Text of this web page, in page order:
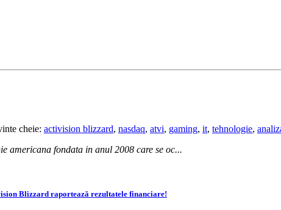
cheie: activision blizzard, nasdaq, atvi, gaming, it, tehnologie,
americana fondata in anul 2008 care se oc...
Blizzard raportează rezultatele financiare!